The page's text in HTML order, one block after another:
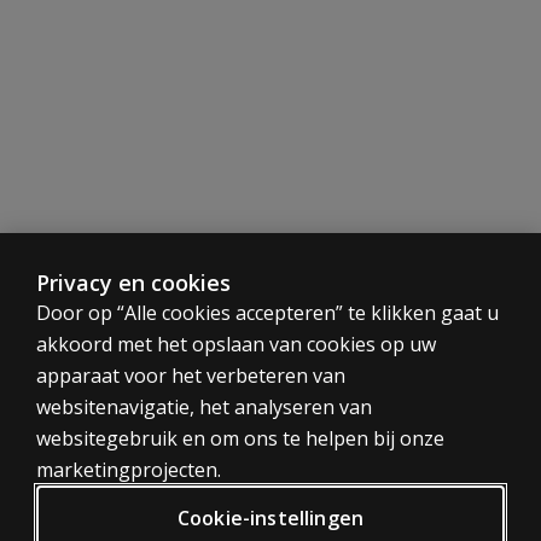
Voorbeeldrapport
Bekijkhier het voorbeeldrapport.
Benodigdheden
Papieren afname en digitale scoring:
- 1 jaar onbeperkte scoring via Q-global
CATEGORIEËN
Tests
Trainingen
Digitaal
PRIVACY BELEID
Privacy
Privacy en cookies
Door op “Alle cookies accepteren” te klikken gaat u
akkoord met het opslaan van cookies op uw
apparaat voor het verbeteren van
websitenavigatie, het analyseren van
websitegebruik en om ons te helpen bij onze
marketingprojecten.
Cookie-instellingen